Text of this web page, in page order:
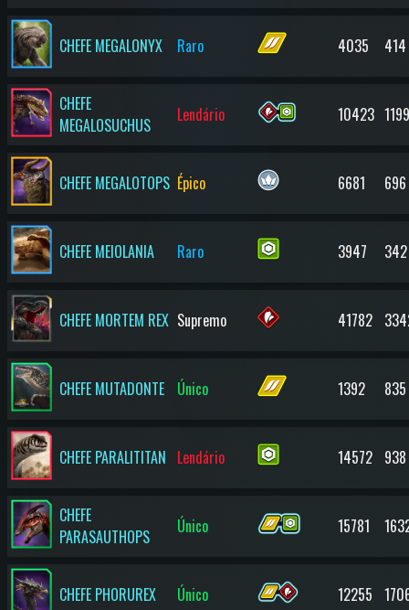
CHEFE MEGALONYX Raro 4035 414
CHEFE
MEGALOSUCHUS
Lendário 10423 1199
CHEFE MEGALOTOPS Épico 6681 696
CHEFE MEIOLANIA Raro 3947 342
CHEFE MORTEM REX Supremo 41782
CHEFE MUTADONTE Único 1392 835
CHEFE PARALITITAN Lendário 14572 938
CHEFE
PARASAUTHOPS
Único 15781
CHEFE PHORUREX Único 12255